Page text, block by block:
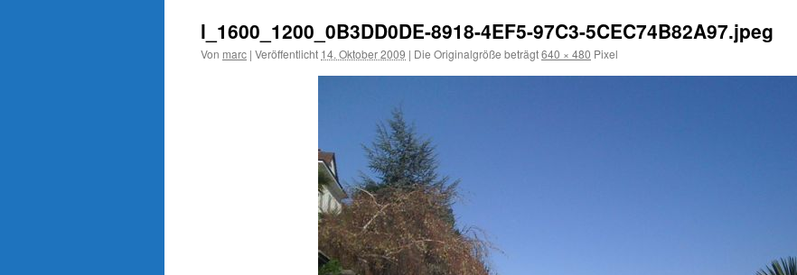
l_1600_1200_0B3DD0DE-8918-4EF5-97C3-5CEC74B82A97.jpeg
Von marc | Veröffentlicht 14. Oktober 2009 | Die Originalgröße beträgt640 × 480 Pixel